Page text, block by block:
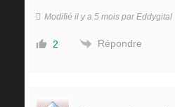
Modifié il y a 5 mois par Eddygital
2 Répondre